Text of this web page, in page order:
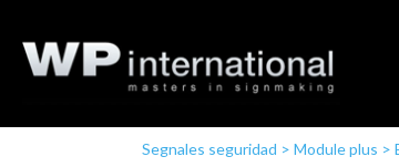
Segnales seguridad > Module plus >